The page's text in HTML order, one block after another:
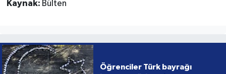
Kaynak: Bülten
Öğrenciler Türk bayrağı